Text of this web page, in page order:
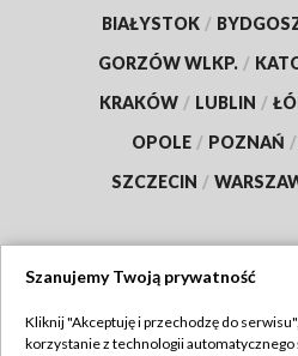
BIAŁYSTOK /
GORZÓW WLKP. /
KRAKÓW / LUBLIN /
OPOLE / POZNAŃ /
SZCZECIN /
TVP
Szanujemy Twoją prywatność
Kliknij "Akceptuję i przechodzę do
korzystanie z technologii automatycznego